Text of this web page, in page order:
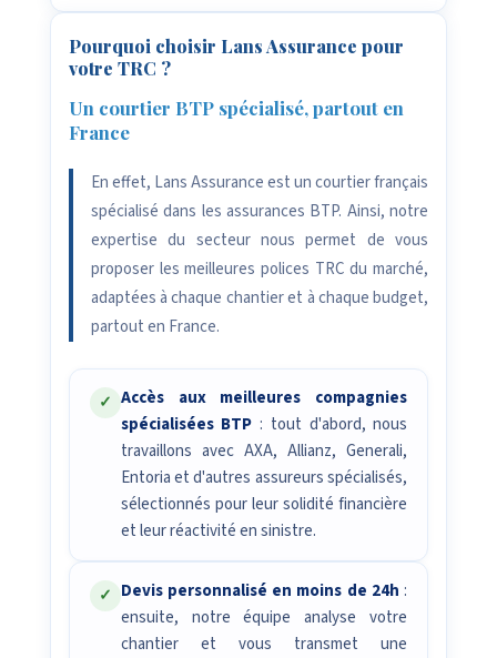
Pourquoi choisir Lans Assurance pour
votre TRC ?
Un courtier BTP spécialisé, partout en
France
En effet, Lans Assurance est un courtier français
spécialisé dans les assurances BTP. Ainsi, notre
expertise du secteur nous permet de vous
proposer les meilleures polices TRC du marché,
adaptées à chaque chantier et à chaque budget,
partout en France.
✓ Accès aux meilleures compagnies
spécialisées BTP : tout d'abord, nous
travaillons avec AXA, Allianz, Generali,
Entoria et d'autres assureurs spécialisés,
sélectionnés pour leur solidité financière
et leur réactivité en sinistre.
✓ Devis personnalisé en moins de 24h :
ensuite, notre équipe analyse votre
chantier et vous transmet une